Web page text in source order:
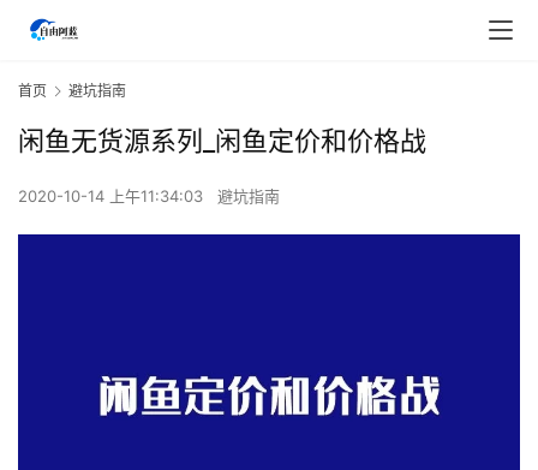
首页 避坑指南
闲鱼无货源系列_闲鱼定价和价格战
2020-10-14 上午11:34:03 避坑指南